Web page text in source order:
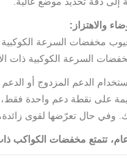
مخفضات السرعة الكوكبية
السرعة الكوكبية ذات
الدعم المزدوج أو
على نقطة دعم واحدة فقط،
وفي حال تعرّضها لقوى
تتمتع مخفضات الكواكب